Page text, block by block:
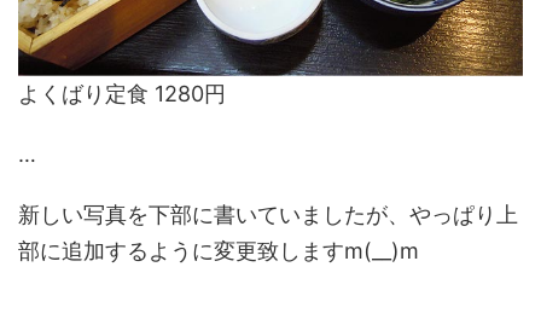
よくばり定食 1280円
…
新しい写真を下部に書いていましたが、やっぱり上
部に追加するように変更致しますm(__)m